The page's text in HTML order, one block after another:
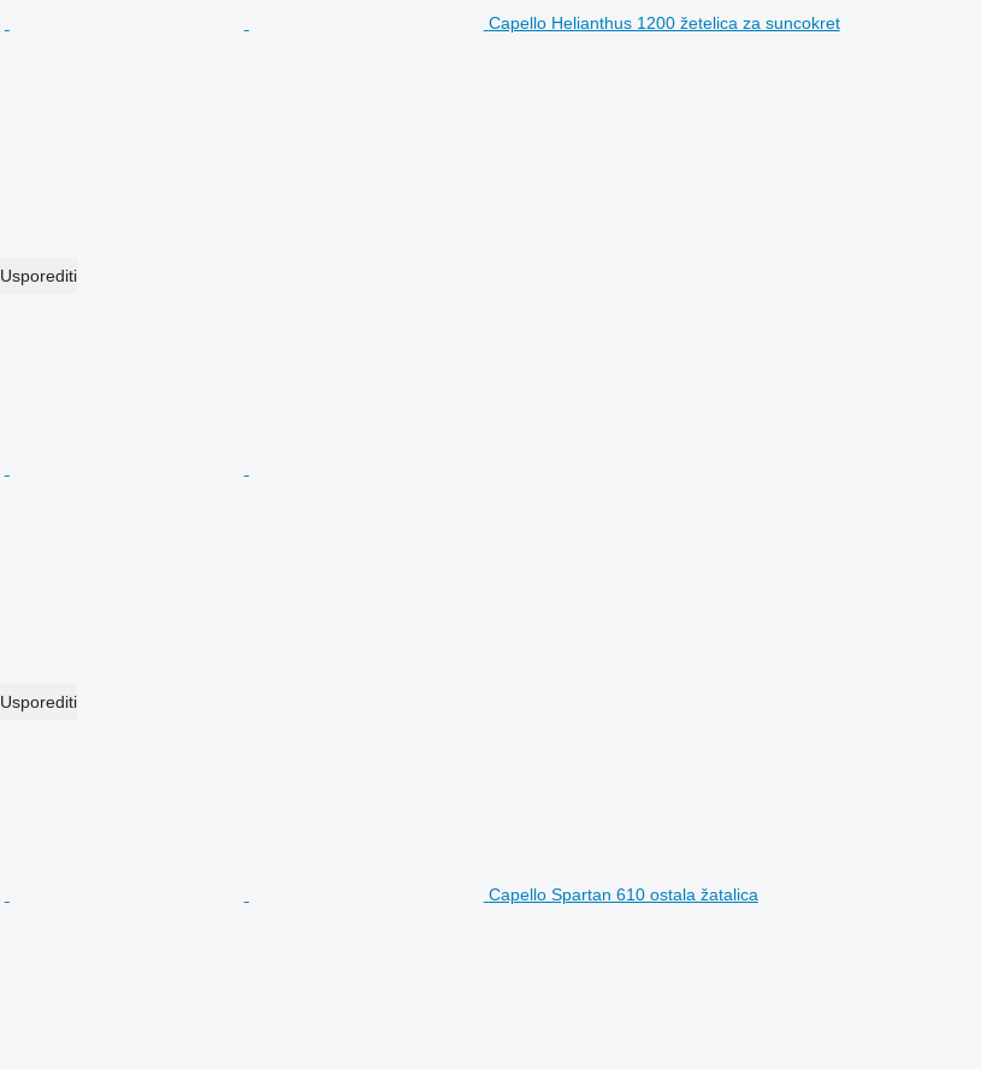
Capello Helianthus 1200 žetelica za suncokret
Usporediti
Usporediti
Capello Spartan 610 ostala žatalica